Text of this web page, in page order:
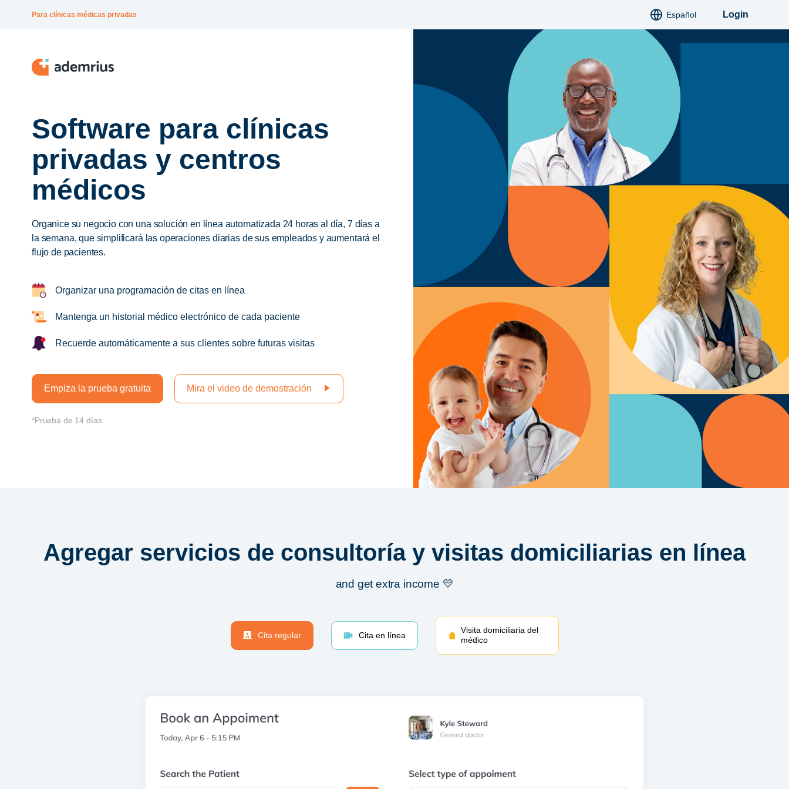
Para clínicas médicas privadas Español
Deutsch
Italiano
Français
Polski
Hindi
Русский
Українська
Login
Software para clínicas
privadas y centros
médicos
Organice su negocio con una solución en línea automatizada 24 horas al día, 7 días a
la semana, que simplificará las operaciones diarias de sus empleados y aumentará el
flujo de pacientes.
Organizar una programación de citas en línea
Mantenga un historial médico electrónico de cada paciente
Recuerde automáticamente a sus clientes sobre futuras visitas
Empiza la prueba gratuita Mira el video de demostración
*Prueba de 14 días
Agregar servicios de consultoría y visitas domiciliarias en línea
and get extra income 💛
Cita regular Cita en línea
Visita domiciliaria del
médico